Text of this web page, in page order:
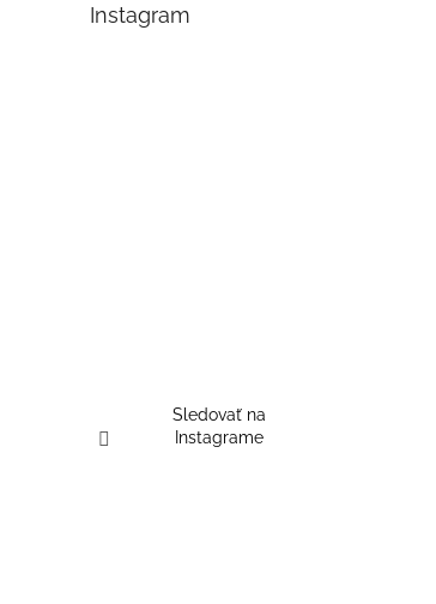
Instagram
Sledovať na
Instagrame